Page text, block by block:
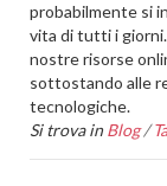
probabilmente si
vita di tutti i
nostre risorse
sottostando alle
tecnologiche.
Si trova in Blog /